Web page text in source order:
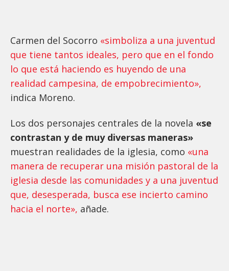
Carmen del Socorro «simboliza a una juventud
que tiene tantos ideales, pero que en el fondo
lo que está haciendo es huyendo de una
realidad campesina, de empobrecimiento»,
indica Moreno.
Los dos personajes centrales de la novela «se
contrastan y de muy diversas maneras»
muestran realidades de la iglesia, como «una
manera de recuperar una misión pastoral de la
iglesia desde las comunidades y a una juventud
que, desesperada, busca ese incierto camino
hacia el norte», añade.